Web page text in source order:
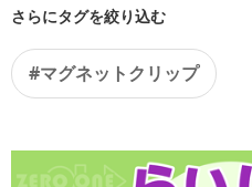
さらにタグを絞り込む
#マグネットクリップ